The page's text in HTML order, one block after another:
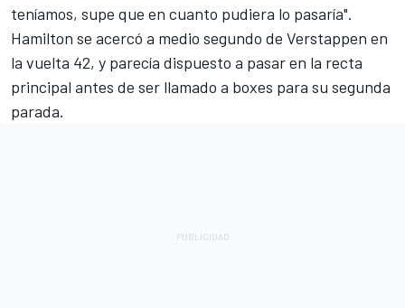
teníamos, supe que en cuanto pudiera lo pasaría".
Hamilton se acercó a medio segundo de Verstappen en
la vuelta 42, y parecía dispuesto a pasar en la recta
principal antes de ser llamado a boxes para su segunda
parada.